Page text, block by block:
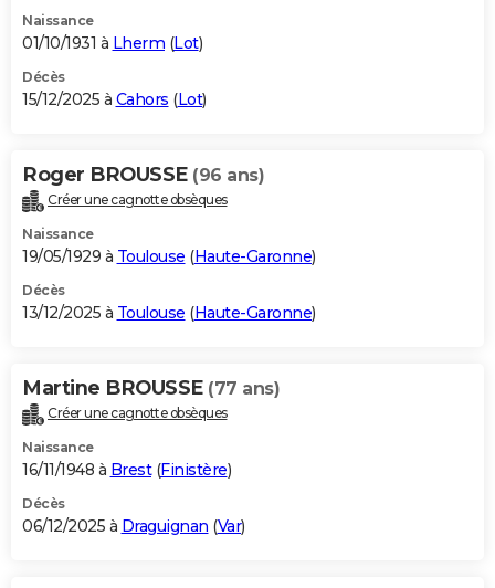
Naissance
01/10/1931 à Lherm (Lot)
Décès
15/12/2025 à Cahors (Lot)
Roger BROUSSE (96 ans)
Créer une cagnotte obsèques
Naissance
19/05/1929 à Toulouse (Haute-Garonne)
Décès
13/12/2025 à Toulouse (Haute-Garonne)
Martine BROUSSE (77 ans)
Créer une cagnotte obsèques
Naissance
16/11/1948 à Brest(Finistère)
Décès
06/12/2025 à Draguignan (Var)